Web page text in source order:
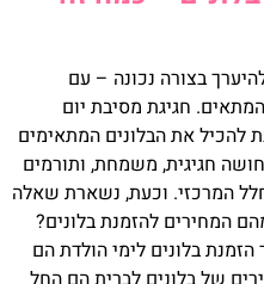
בצורה נכונה – עם
חגיגת מסיבת יום
להכיל את הבלונים המתאימים
חגיגית, משמחת, ותורמים
המרכזי. וכעת, נשארת שאלה
המחירים להזמנת בלונים?
בלונים לימי הולדת הם